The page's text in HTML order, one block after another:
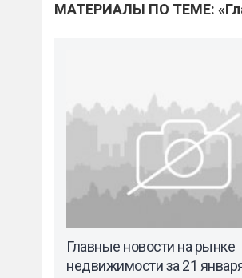
МАТЕРИАЛЫ ПО ТЕМЕ:
Главные новости на рынке
недвижимости за 21